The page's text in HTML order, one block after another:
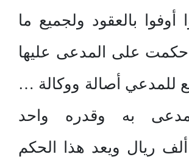
أوفوا بالعقود ولجميع ما
على المدعى عليها
للمدعي أصالة ووكالة …
به وقدره واحد
ريال ويعد هذا الحكم